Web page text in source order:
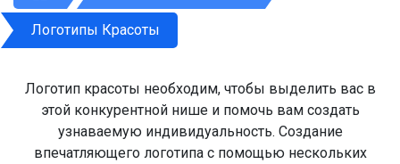
Логотипы Красоты
Логотип красоты необходим, чтобы выделить вас в
этой конкурентной нише и помочь вам создать
узнаваемую индивидуальность. Создание
впечатляющего логотипа с помощью нескольких